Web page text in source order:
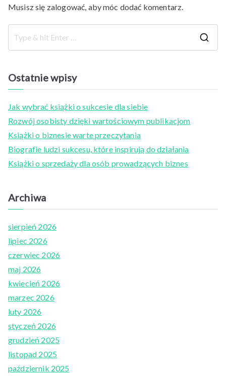
Musisz się zalogować , aby móc dodać komentarz.
Ostatnie wpisy
Jak wybrać książki o sukcesie dla siebie
Rozwój osobisty dzięki wartościowym publikacjom
Książki o biznesie warte przeczytania
Biografie ludzi sukcesu, które inspirują do działania
Książki o sprzedaży dla osób prowadzących biznes
Archiwa
sierpień 2026
lipiec 2026
czerwiec 2026
maj 2026
kwiecień 2026
marzec 2026
luty 2026
styczeń 2026
grudzień 2025
listopad 2025
październik 2025